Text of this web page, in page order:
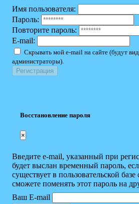
Имя пользователя:
Пароль:
Повторите пароль:
E-mail:
Скрывать мой e-mail на сайте (будут
администраторы).
Восстановление пароля
×
Введите e-mail, указанный при
будет выслан временный пароль,
существует в пользовательской
сможете поменять этот пароль на
Ваш E-mail